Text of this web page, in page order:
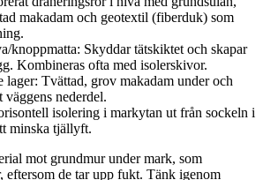
makadam och geotextil (fiberduk) som
knoppmatta: Skyddar tätskiktet och skapar
Kombineras ofta med isolerskivor.
lager: Tvättad, grov makadam under och
nederdel.
isolering i markytan ut från sockeln i
minska tjällyft.
mot grundmur under mark, som
eftersom de tar upp fukt. Tänk igenom